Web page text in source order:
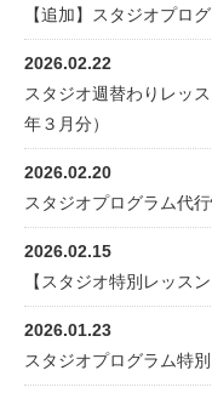
【追加】スタジオプロ
2026.02.22
スタジオ週替わりレッ
年３月分）
2026.02.20
スタジオプログラム代
2026.02.15
【スタジオ特別レッス
2026.01.23
スタジオプログラム特